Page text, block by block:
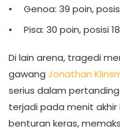
Genoa: 39 poin,
Pisa: 30 poin, posisi 18
Di lain arena, tragedi
gawang Jonathan
serius dalam
terjadi pada menit
benturan keras,